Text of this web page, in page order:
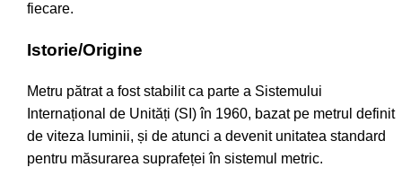
fiecare.
Istorie/Origine
Metru pătrat a fost stabilit ca parte a Sistemului
Internațional de Unități (SI) în 1960, bazat pe metrul definit
de viteza luminii, și de atunci a devenit unitatea standard
pentru măsurarea suprafeței în sistemul metric.